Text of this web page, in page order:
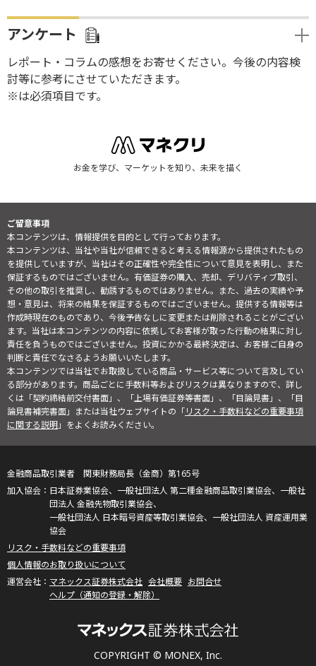
アンケート
レポート・コラムの感想をお寄せください。今後の内容検
討等に参考にさせていただきます。
※は必須項目です。
お金を学び、マーケットを知り、未来を描く
ご留意事項
本コンテンツは、情報提供を目的として行っております。
本コンテンツは、当社や当社が信頼できると考える情報源から提供されたもの
を提供していますが、当社はその正確性や完全性について意見を表明し、また
保証するものではございません。有価証券の購入、売却、デリバティブ取引、
その他の取引を推奨し、勧誘するものではありません。また、過去の実績や予
想・意見は、将来の結果を保証するものではございません。提供する情報等は
作成時現在のものであり、今後予告なしに変更または削除されることがござい
ます。当社は本コンテンツの内容に依拠してお客様が取った行動の結果に対し
責任を負うものではございません。投資にかかる最終決定は、お客様ご自身の
判断と責任でなさるようお願いいたします。
本コンテンツでは当社でお取扱している商品・サービス等について言及してい
る部分があります。商品ごとに手数料等およびリスクは異なりますので、詳し
くは「契約締結前交付書面」、「上場有価証券等書面」、「目論見書」、「目
論見書補完書面」または当社ウェブサイトの「リスク・手数料などの重要事項
に関する説明」をよくお読みください。
COPYRIGHT © MONEX, Inc.
金融商品取引業者 関東財務局長（金商）第165号
日本証券業協会、一般社団法人 第二種金融商品取引業協会、一般社
団法人 金融先物取引業協会、
一般社団法人 日本暗号資産等取引業協会、一般社団法人 資産運用業
協会
リスク・手数料などの重要事項
個人情報のお取り扱いについて
マネックス証券株式会社 会社概要 お問合せ
ヘルプ（通知の登録・解除）